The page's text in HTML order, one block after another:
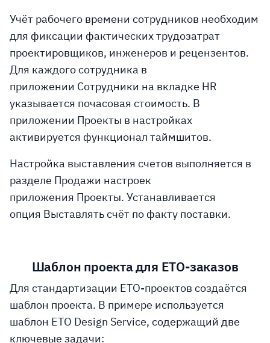
Учёт рабочего времени сотрудников необходим
для фиксации фактических трудозатрат
проектировщиков, инженеров и рецензентов.
Для каждого сотрудника в
приложении Сотрудники на вкладке HR
указывается почасовая стоимость. В
приложении Проекты в настройках
активируется функционал таймшитов.
Настройка выставления счетов выполняется в
разделе Продажи настроек
приложения Проекты. Устанавливается
опция Выставлять счёт по факту поставки.
Шаблон проекта для ETO-заказов
Для стандартизации ETO-проектов создаётся
шаблон проекта. В примере используется
шаблон ETO Design Service, содержащий две
ключевые задачи: